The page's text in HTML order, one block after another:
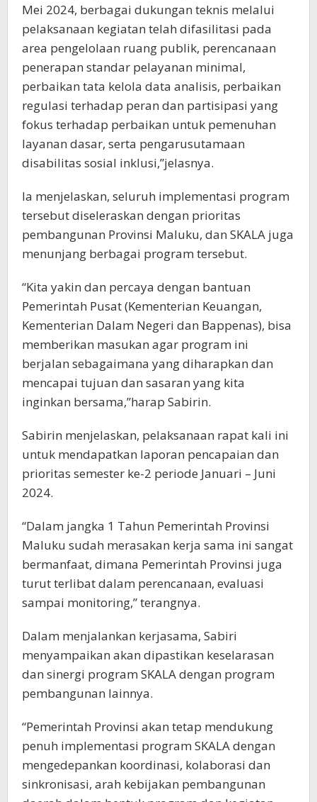
Mei 2024, berbagai dukungan teknis melalui
pelaksanaan kegiatan telah difasilitasi pada
area pengelolaan ruang publik, perencanaan
penerapan standar pelayanan minimal,
perbaikan tata kelola data analisis, perbaikan
regulasi terhadap peran dan partisipasi yang
fokus terhadap perbaikan untuk pemenuhan
layanan dasar, serta pengarusutamaan
disabilitas sosial inklusi,”jelasnya.
Ia menjelaskan, seluruh implementasi program
tersebut diseleraskan dengan prioritas
pembangunan Provinsi Maluku, dan SKALA juga
menunjang berbagai program tersebut.
“Kita yakin dan percaya dengan bantuan
Pemerintah Pusat (Kementerian Keuangan,
Kementerian Dalam Negeri dan Bappenas), bisa
memberikan masukan agar program ini
berjalan sebagaimana yang diharapkan dan
mencapai tujuan dan sasaran yang kita
inginkan bersama,”harap Sabirin.
Sabirin menjelaskan, pelaksanaan rapat kali ini
untuk mendapatkan laporan pencapaian dan
prioritas semester ke-2 periode Januari – Juni
2024.
“Dalam jangka 1 Tahun Pemerintah Provinsi
Maluku sudah merasakan kerja sama ini sangat
bermanfaat, dimana Pemerintah Provinsi juga
turut terlibat dalam perencanaan, evaluasi
sampai monitoring,” terangnya.
Dalam menjalankan kerjasama, Sabiri
menyampaikan akan dipastikan keselarasan
dan sinergi program SKALA dengan program
pembangunan lainnya.
“Pemerintah Provinsi akan tetap mendukung
penuh implementasi program SKALA dengan
mengedepankan koordinasi, kolaborasi dan
sinkronisasi, arah kebijakan pembangunan